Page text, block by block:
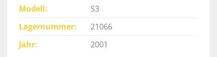
Modell
S3
Lagernummer
21066
Jahr
2001